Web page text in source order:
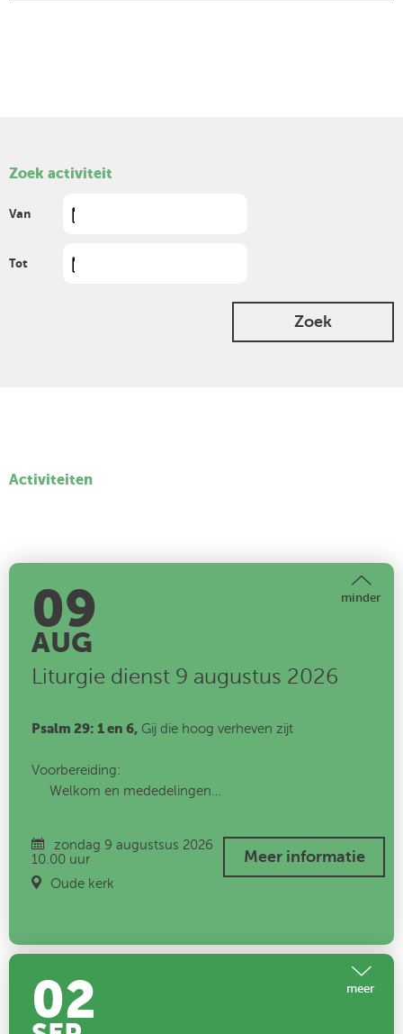
Zoek activiteit
Van
Tot
Zoek
Activiteiten
09
AUG
Liturgie dienst 9 augustus 2026
Psalm 29: 1 en 6, Gij die hoog verheven zijt
Voorbereiding:
Welkom en mededelingen
Aanvangslied: Psalm 96: 1 en 7,
Zing voor de Heer op
nieuwe wijze
donker
Leefregel: Lezen Deut. 5: 1-4; zingen Lied 310, Eén is de
Heer, de God der goden
zondag 9 augustsus 2026
10.00 uur
Oude kerk
Meer informatie
minder
02 meer